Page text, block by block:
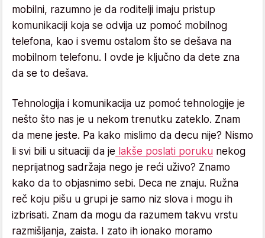
mobilni, razumno je da roditelji imaju pristup
komunikaciji koja se odvija uz pomoć mobilnog
telefona, kao i svemu ostalom što se dešava na
mobilnom telefonu. I ovde je ključno da dete zna
da se to dešava.
Tehnologija i komunikacija uz pomoć tehnologije je
nešto što nas je u nekom trenutku zateklo. Znam
da mene jeste. Pa kako mislimo da decu nije? Nismo
li svi bili u situaciji da je lakše poslati poruku nekog
neprijatnog sadržaja nego je reći uživo? Znamo
kako da to objasnimo sebi. Deca ne znaju. Ružna
reč koju pišu u grupi je samo niz slova i mogu ih
izbrisati. Znam da mogu da razumem takvu vrstu
razmišljanja, zaista. I zato ih ionako moramo